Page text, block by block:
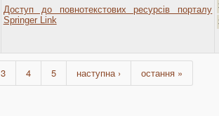
Доступ до повнотекстових ресурсів порталу
Springer Link
3 4 5 наступна › остання »